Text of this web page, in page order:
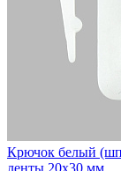
Крючок белый
ленты 20х30 мм